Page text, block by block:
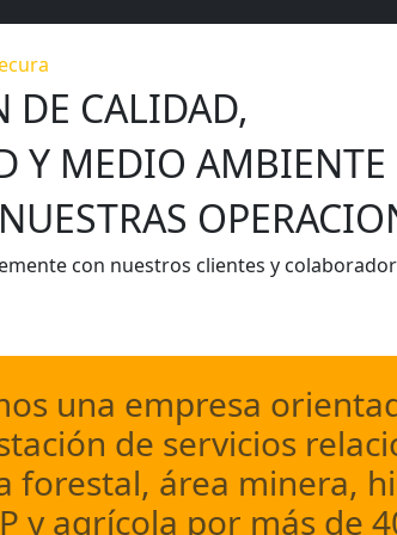
DE CALIDAD,
Y MEDIO AMBIENTE
con nuestros clientes y
una empresa
de servicios
forestal, área minera,
y agrícola por más de